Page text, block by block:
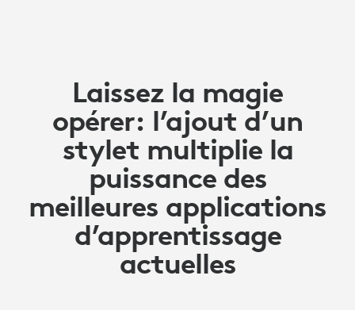
Laissez la magie
opérer: l’ajout d’un
stylet multiplie la
puissance des
meilleures applications
d’apprentissage
actuelles